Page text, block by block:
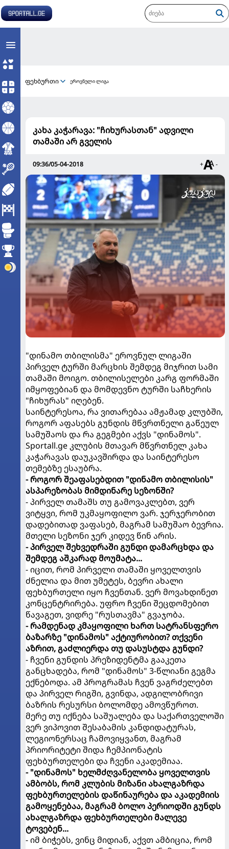
ფეხბურთი ეროვნული ლიგა
კახა კაჭარავა: "ჩიხურასთან" ადვილი
თამაში არ გველის
09:36/05-04-2018 + -
"დინამო თბილისმა" ეროვნულ ლიგაში
პირველ ტურში მარცხის შემდეგ მიჯრით სამი
თამაში მოიგო. თბილისელები კარგ ფორმაში
იმყოფებიან და მომდევნო ტურში საჩხერის
"ჩიხურას" იღებენ.
საინტერესოა, რა ვითარებაა ამჟამად კლუბში,
როგორ აფასებს გუნდის მწვრთნელი გაწეულ
სამუშაოს და რა გეგმები აქვს "დინამოს".
Sportall.ge კლუბის მთავარ მწვრთნელ კახა
კაჭარავას დაუკავშირდა და საინტერესო
თემებზე ესაუბრა.
- როგორ შეაფასებდით "დინამო თბილისის"
ასპარეზობას მიმდინარე სეზონში?
- პირველ თამაშს თუ გამოვაკლებთ, ვერ
ვიტყვი, რომ უკმაყოფილო ვარ. ჯერჯერობით
დადებითად ვაფასებ, მაგრამ სამუშაო ბევრია.
მთელი სეზონი ჯერ კიდევ წინ არის.
- პირველ შეხვედრაში გუნდი დამარცხდა და
შემდეგ აშკარად მოუმატა...
- იცით, რომ პირველი თამაში ყოველთვის
ძნელია და მით უმეტეს, ბევრი ახალი
ფეხბურთელი იყო ჩვენთან. ვერ მოვახდინეთ
კონცენტრირება. უფრო ჩვენი შეცდომებით
წავაგეთ, ვიდრე "რუსთავმა" გვაჯობა.
- რამდენად კმაყოფილი ხართ სატრანსფერო
ბაზარზე "დინამოს" აქტიურობით? თქვენი
აზრით, გაძლიერდა თუ დასუსტდა გუნდი?
- ჩვენი გუნდის პრეზიდენტმა გააკეთა
განცხადება, რომ "დინამოს" 3-წლიანი გეგმა
ექნებოდა. ამ პროგრამას ჩვენ ვაგრძელებთ
და პირველ რიგში, გვინდა, ადგილობრივი
ბაზრის რესურსი ბოლომდე ამოვწუროთ.
მერე თუ იქნება საშუალება და საქართველოში
ვერ ვიპოვით შესაბამის კანდიდატურას,
ლეგიონერსაც ჩამოვიყვანთ, მაგრამ
პრიორიტეტი შიდა ჩემპიონატის
ფეხბურთელები და ჩვენი აკადემიაა.
- "დინამოს" ხელმძღვანელობა ყოველთვის
ამბობს, რომ კლუბის მიზანი ახალგაზრდა
ფეხბურთელების დაწინაურება და აკადემიის
გამოყენებაა, მაგრამ ბოლო პერიოდში გუნდს
ახალგაზრდა ფეხბურთელები მალევე
ტოვებენ...
- იმ ბიჭებს, ვინც მიდიან, აქვთ ამბიცია, რომ